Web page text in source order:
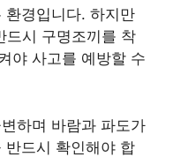
환경입니다. 하지만
드시 구명조끼를 착
야 사고를 예방할 수
하며 바람과 파도가
반드시 확인해야 합